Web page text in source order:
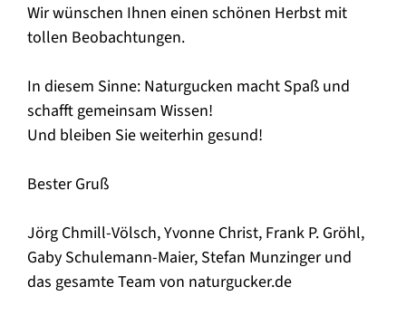
Wir wünschen Ihnen einen schönen Herbst mit
tollen Beobachtungen.
In diesem Sinne: Naturgucken macht Spaß und
schafft gemeinsam Wissen!
Und bleiben Sie weiterhin gesund!
Bester Gruß
Jörg Chmill-Völsch, Yvonne Christ, Frank P. Gröhl,
Gaby Schulemann-Maier, Stefan Munzinger und
das gesamte Team von naturgucker.de